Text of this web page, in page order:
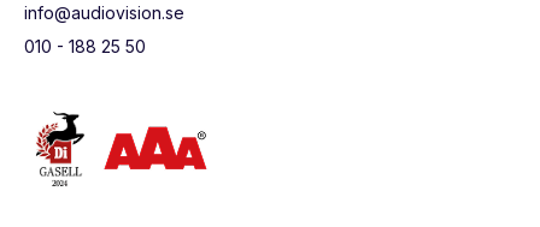
info@audiovision.se
010 - 188 25 50